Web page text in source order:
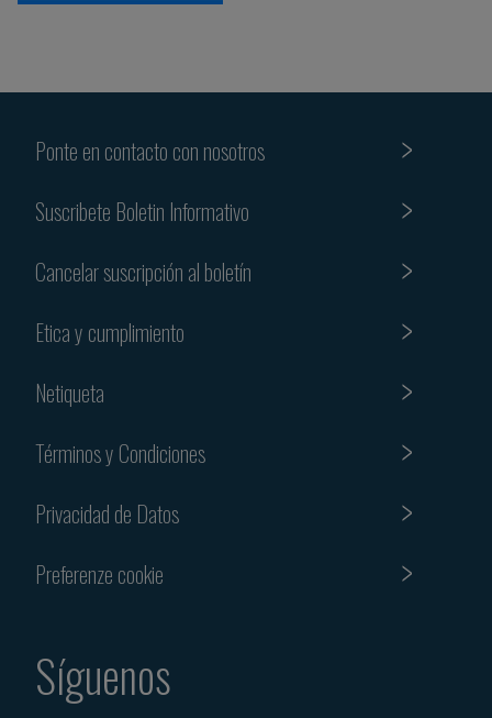
Ponte en contacto con nosotros
Suscribete Boletin Informativo
Cancelar suscripción al boletín
Etica y cumplimiento
Netiqueta
Términos y Condiciones
Privacidad de Datos
Preferenze cookie
Síguenos